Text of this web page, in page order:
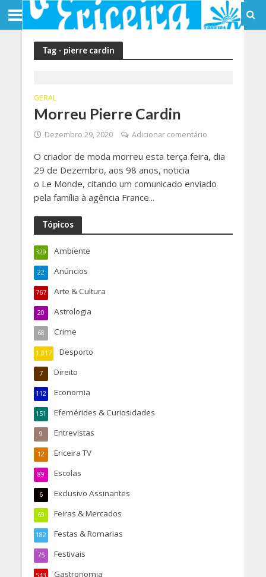
Tag - pierre cardin
GERAL
Morreu Pierre Cardin
Dezembro 29, 2020 Adicionar comentário
O criador de moda morreu esta terça feira, dia
29 de Dezembro, aos 98 anos, noticia
o Le Monde, citando um comunicado enviado
pela família à agência France...
Tópicos
Ambiente
329
Anúncios
22
Arte & Cultura
767
Astrologia
20
Crime
68
Desporto
1.017
Direito
7
Economia
112
Efemérides & Curiosidades
151
Entrevistas
9
Ericeira TV
12
Escolas
89
Exclusivo Assinantes
6
Feiras & Mercados
69
Festas & Romarias
182
Festivais
75
Gastronomia
543